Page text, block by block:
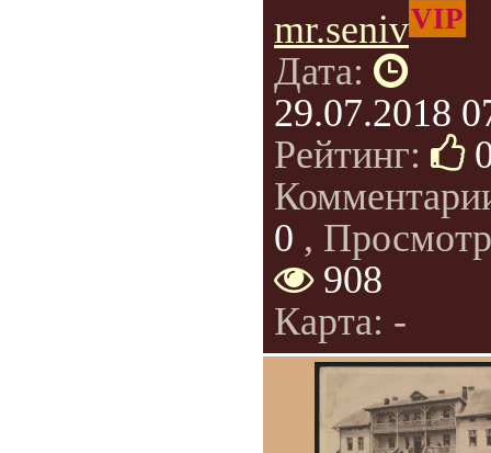
mr.senivVIP
Дата:
29.07.2018
Рейтинг:
0 ,
908
Карта: -